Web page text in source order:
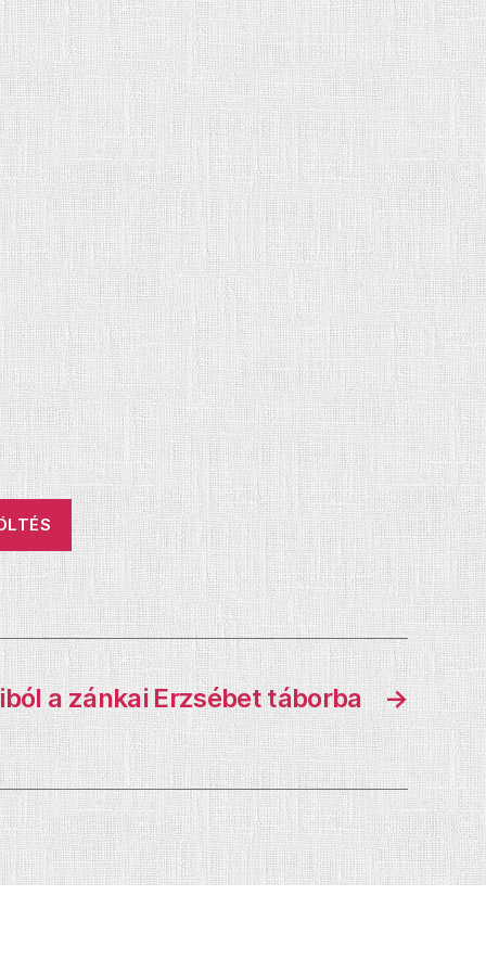
→
a zánkai Erzsébet táborba